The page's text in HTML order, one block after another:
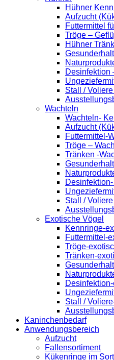
Hühner
Aufzucht
Futtermittel
Tröge –
Hühner
Desinfektion
Stall /
Wachteln
Wachteln-
Aufzucht
Futtermittel-
Tröge –
Tränken -
Stall /
Exotische Vögel
Kennringe-
Futtermittel-
Tröge-
Tränken-
Stall /
Kaninchenbedarf
Anwendungsbereich
Aufzucht
Fallensortiment
Kükenringe im